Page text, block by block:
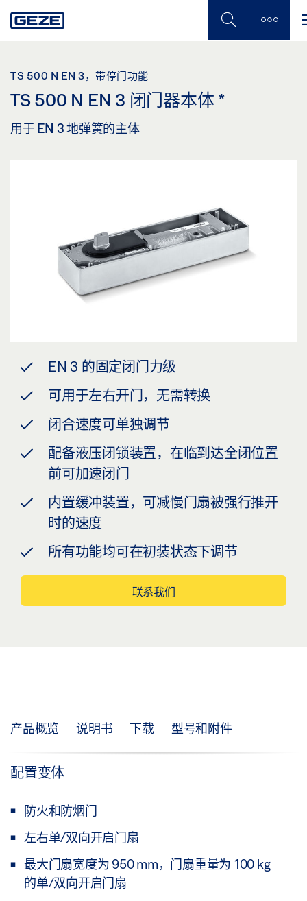
to
TS 500 N EN 3，带停门功能
TS 500 N EN 3 闭门器本体 *
用于 EN 3 地弹簧的主体
EN 3 的固定闭门力级
可用于左右开门，无需转换
闭合速度可单独调节
配备液压闭锁装置，在临到达全闭位置
前可加速闭门
内置缓冲装置，可减慢门扇被强行推开
时的速度
所有功能均可在初装状态下调节
联系我们
产品概览 说明书 下载 型号和附件
配置变体
防火和防烟门
左右单/双向开启门扇
最大门扇宽度为 950 mm，门扇重量为 100 kg
的单/双向开启门扇